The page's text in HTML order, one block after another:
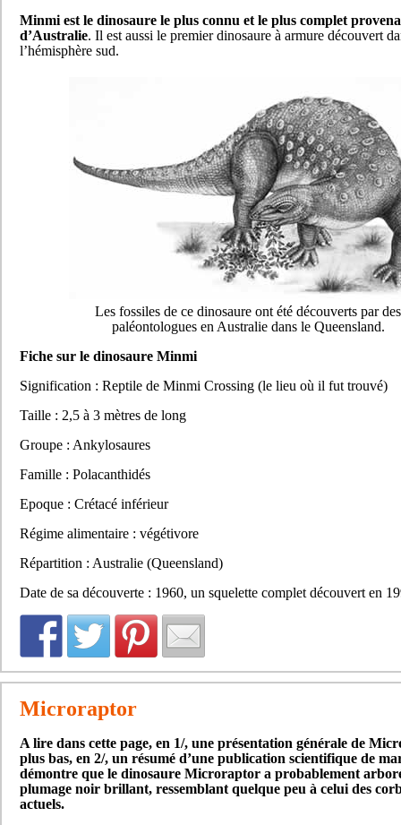
Minmi est le dinosaure le plus connu et le plus complet
d’Australie. Il est aussi le premier dinosaure à armure découvert
l’hémisphère sud.
Les fossiles de ce dinosaure ont été découverts par des
paléontologues en Australie dans le Queensland.
Fiche sur le dinosaure Minmi
Signification : Reptile de Minmi Crossing (le lieu où il fut trouvé)
Taille : 2,5 à 3 mètres de long
Groupe : Ankylosaures
Famille : Polacanthidés
Epoque : Crétacé inférieur
Régime alimentaire : végétivore
Répartition : Australie (Queensland)
Date de sa découverte : 1960, un squelette complet découvert en
Microraptor
A lire dans cette page, en 1/, une présentation générale de
plus bas, en 2/, un résumé d’une publication scientifique de
démontre que le dinosaure Microraptor a probablement
plumage noir brillant, ressemblant quelque peu à celui des
actuels.